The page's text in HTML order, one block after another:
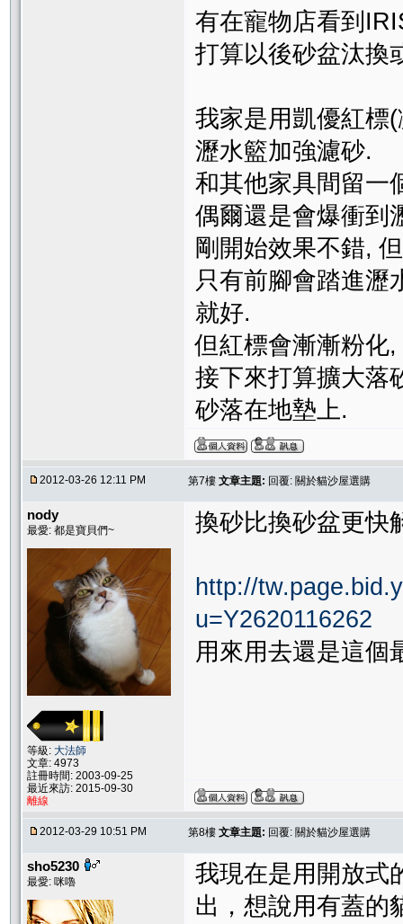
有在寵物店看到
打算以後砂盆汰換
我家是用凱優紅標
瀝水籃加強濾砂.
和其他家具間留一
偶爾還是會爆衝到
剛開始效果不錯,
只有前腳會踏進瀝
就好.
但紅標會漸漸粉化
接下來打算擴大落
砂落在地墊上.
2012-03-26 12:11 PM 第7樓 文章主題: 回覆: 關於貓沙屋選購
nody
最愛: 都是寶貝們~
等級: 大法師
文章: 4973
註冊時間: 2003-09-25
最近來訪: 2015-09-30
離線
換砂比換砂盆更快
http://
u=Y2620116262
用來用去還是這個
2012-03-29 10:51 PM 第8樓 文章主題: 回覆: 關於貓沙屋選購
sho5230
最愛: 咪嚕
我現在是用開放式
出，想說用有蓋的